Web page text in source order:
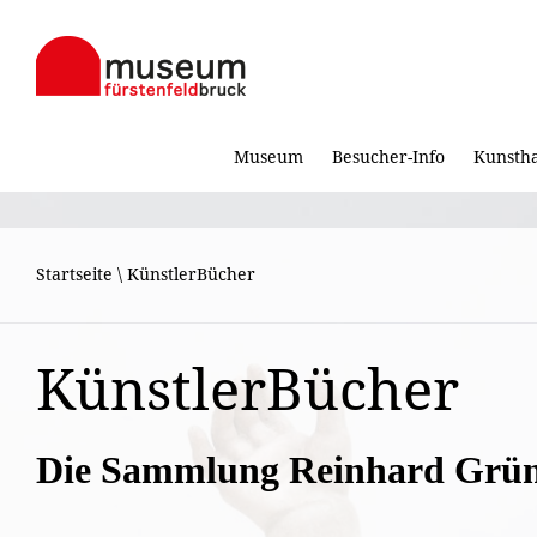
Museum Besucher-Info
Startseite \ KünstlerBücher
KünstlerBücher
Die Sammlung Reinhard